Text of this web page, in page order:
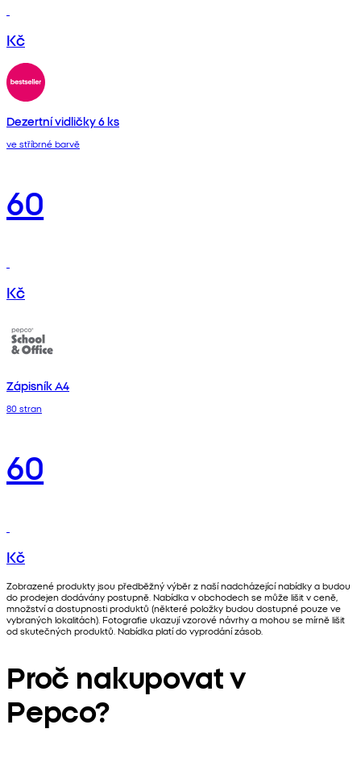
Kč
Dezertní vidličky 6 ks
ve stříbrné barvě
60
Kč
Zápisník A4
80 stran
60
Kč
Zobrazené produkty jsou předběžný výběr z naší nadcházející nabídky a budou
do prodejen dodávány postupně. Nabídka v obchodech se může lišit v ceně,
množství a dostupnosti produktů (některé položky budou dostupné pouze ve
vybraných lokalitách). Fotografie ukazují vzorové návrhy a mohou se mírně lišit
od skutečných produktů. Nabídka platí do vyprodání zásob.
Proč nakupovat v
Pepco?